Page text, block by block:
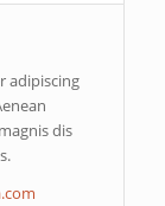
adipiscing
dis